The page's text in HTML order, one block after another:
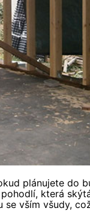
plánujete do
která
vším všudy,